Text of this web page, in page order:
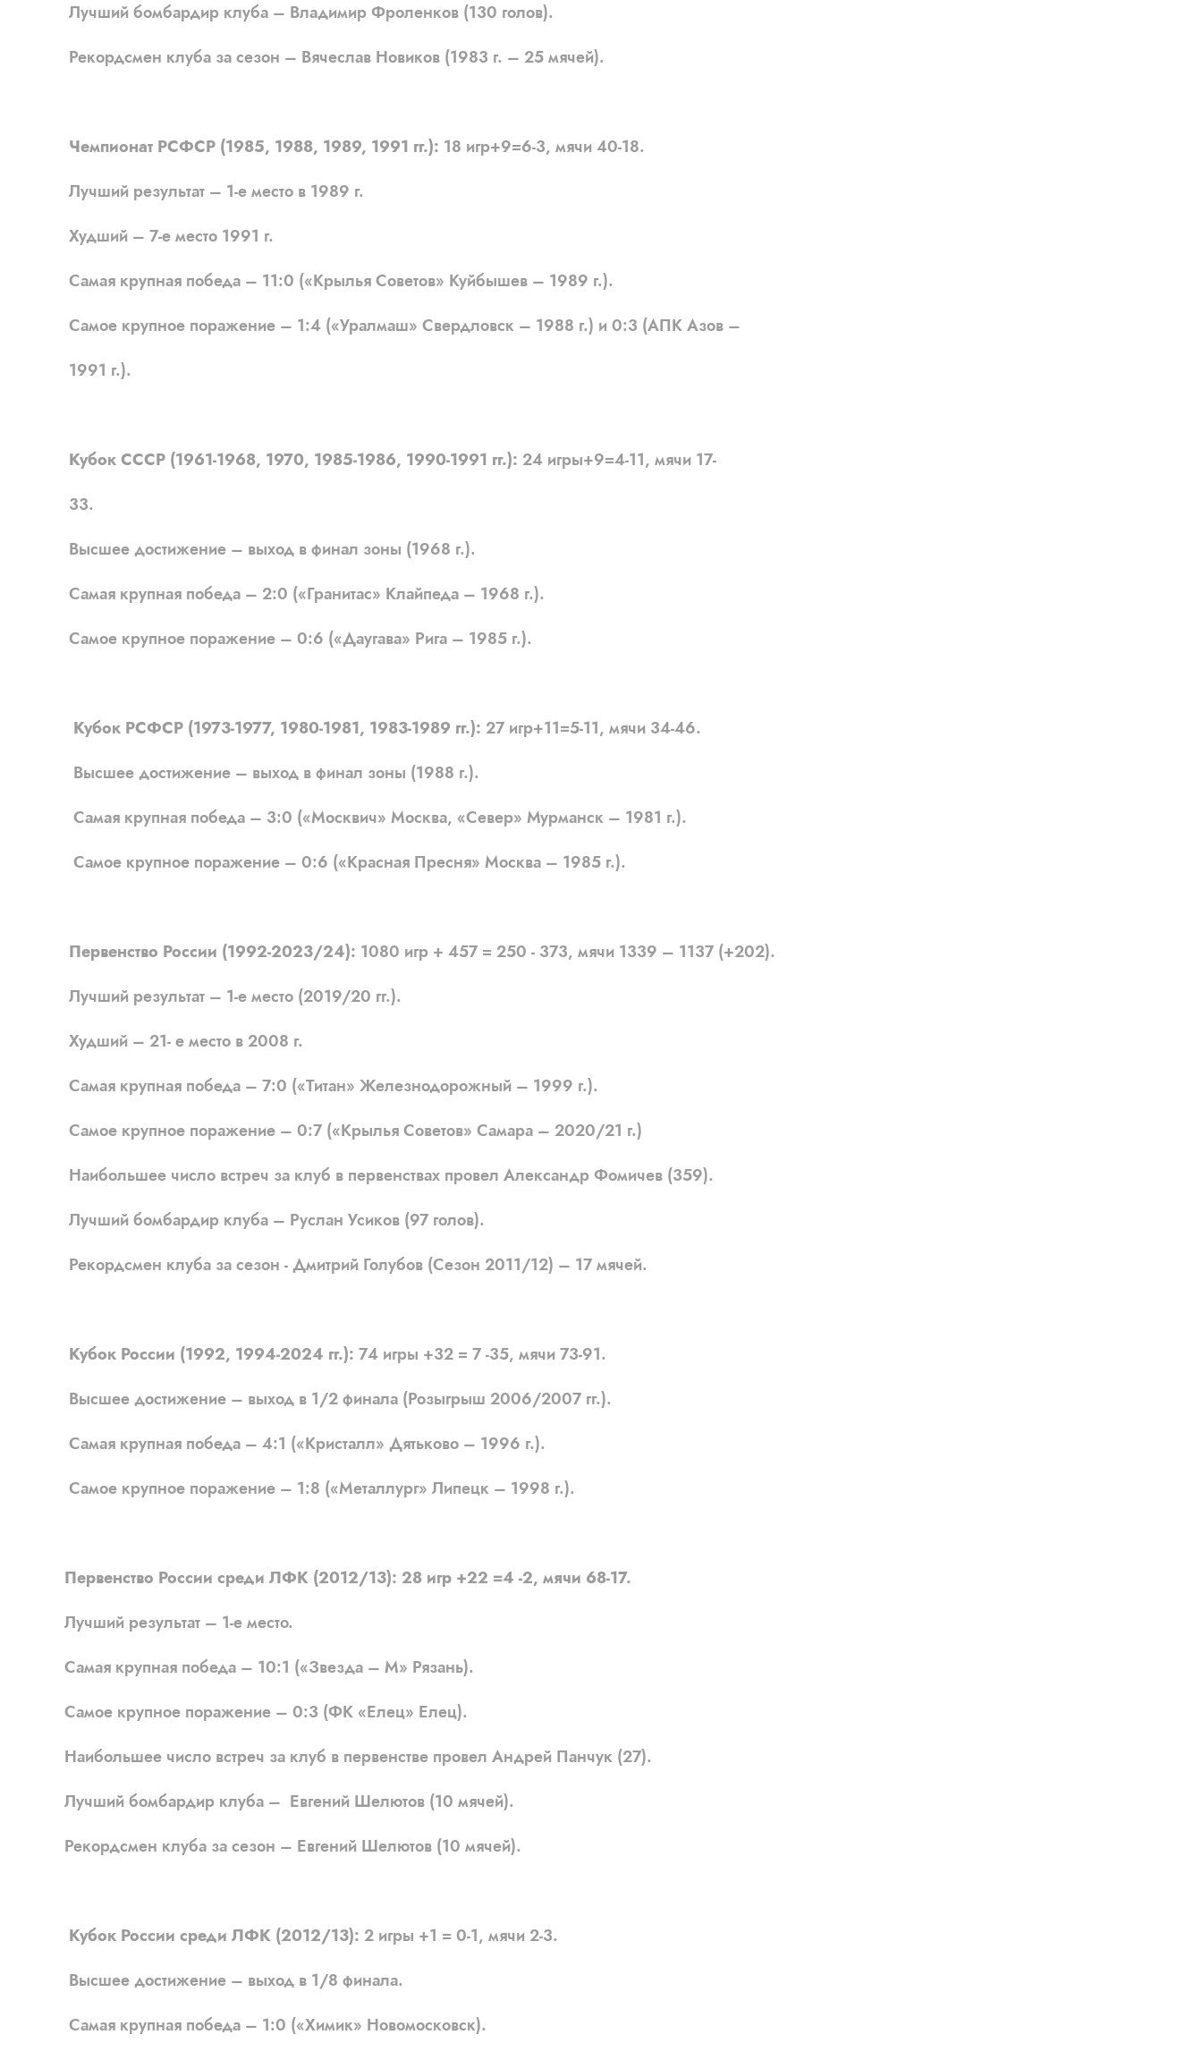
Лучший бомбардир клуба – Владимир Фроленков (130 голов).
Рекордсмен клуба за сезон – Вячеслав Новиков (1983 г. – 25 мячей).
Чемпионат РСФСР (1985, 1988, 1989, 1991 гг.): 18 игр+9=6-3, мячи 40-18.
Лучший результат – 1-е место в 1989 г.
Худший – 7-е место 1991 г.
Самая крупная победа – 11:0 («Крылья Советов» Куйбышев – 1989 г.).
Самое крупное поражение – 1:4 («Уралмаш» Свердловск – 1988 г.) и 0:3 (АПК Азов –
1991 г.).
Кубок СССР (1961-1968, 1970, 1985-1986, 1990-1991 гг.): 24 игры+9=4-11, мячи 17-
33.
Высшее достижение – выход в финал зоны (1968 г.).
Самая крупная победа – 2:0 («Гранитас» Клайпеда – 1968 г.).
Самое крупное поражение – 0:6 («Даугава» Рига – 1985 г.).
Кубок РСФСР (1973-1977, 1980-1981, 1983-1989 гг.): 27 игр+11=5-11, мячи 34-46.
Высшее достижение – выход в финал зоны (1988 г.).
Самая крупная победа – 3:0 («Москвич» Москва, «Север» Мурманск – 1981 г.).
Самое крупное поражение – 0:6 («Красная Пресня» Москва – 1985 г.).
Первенство России (1992-2023/24): 1080 игр + 457 = 250 - 373, мячи 1339 – 1137 (+202).
Лучший результат – 1-е место (2019/20 гг.).
Худший – 21- е место в 2008 г.
Самая крупная победа – 7:0 («Титан» Железнодорожный – 1999 г.).
Самое крупное поражение – 0:7 («Крылья Советов» Самара – 2020/21 г.)
Наибольшее число встреч за клуб в первенствах провел Александр Фомичев (359).
Лучший бомбардир клуба – Руслан Усиков (97 голов).
Рекордсмен клуба за сезон - Дмитрий Голубов (Сезон 2011/12) – 17 мячей.
Кубок России (1992, 1994-2024 гг.): 74 игры +32 = 7 -35, мячи 73-91.
Высшее достижение – выход в 1/2 финала (Розыгрыш 2006/2007 гг.).
Самая крупная победа – 4:1 («Кристалл» Дятьково – 1996 г.).
Самое крупное поражение – 1:8 («Металлург» Липецк – 1998 г.).
Первенство России среди ЛФК (2012/13): 28 игр +22 =4 -2, мячи 68-17.
Лучший результат – 1-е место.
Самая крупная победа – 10:1 («Звезда – М» Рязань).
Самое крупное поражение – 0:3 (ФК «Елец» Елец).
Наибольшее число встреч за клуб в первенстве провел Андрей Панчук (27).
Лучший бомбардир клуба – Евгений Шелютов (10 мячей).
Рекордсмен клуба за сезон – Евгений Шелютов (10 мячей).
Кубок России среди ЛФК (2012/13): 2 игры +1 = 0-1, мячи 2-3.
Высшее достижение – выход в 1/8 финала.
Самая крупная победа – 1:0 («Химик» Новомосковск).